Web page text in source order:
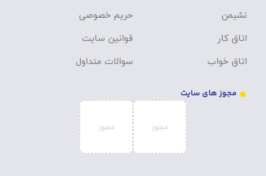
نشیمن
اتاق کار
اتاق خواب
حریم خصوصی
قوانین سایت
سوالات متداول
مجوز های سایت